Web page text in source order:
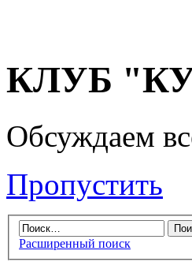
КЛУБ
Обсуждаем
Пропустить
Расширенный поиск